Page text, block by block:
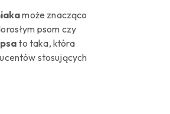
może znacząco
psom czy
to taka, która
stosujących